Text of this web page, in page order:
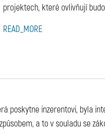
projektech, které ovlivňují
READ_MORE
poskytne inzerentovi, byla
a to v souladu se